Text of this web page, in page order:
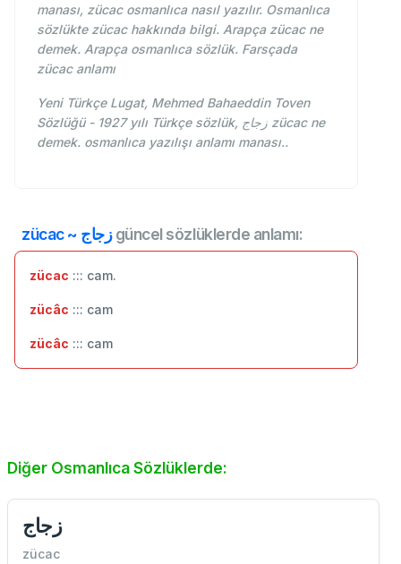
manası, zücac osmanlıca nasıl yazılır. Osmanlıca
sözlükte zücac hakkında bilgi. Arapça zücac ne
demek. Arapça osmanlıca sözlük. Farsçada
zücac anlamı
Yeni Türkçe Lugat, Mehmed Bahaeddin Toven
Sözlüğü - 1927 yılı Türkçe sözlük, زجاج zücac ne
demek. osmanlıca yazılışı anlamı manası..
zücac ~ زجاجgüncel sözlüklerde anlamı:
zücac ::: cam.
zücâc ::: cam
zücâc ::: ‬cam
Diğer Osmanlıca Sözlüklerde:
زجاج
zücac